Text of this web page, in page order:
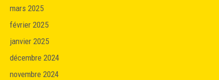
mars 2025
février 2025
janvier 2025
décembre 2024
novembre 2024